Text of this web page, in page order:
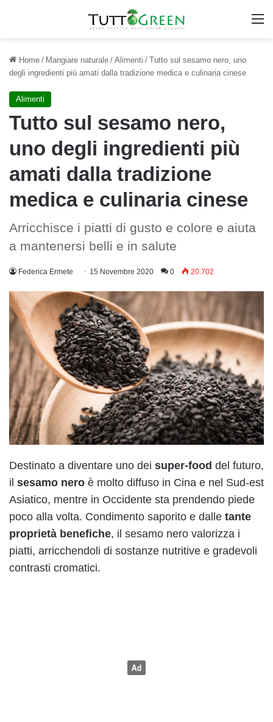
Home / Mangiare naturale / Alimenti / Tutto sul sesamo nero, uno
degli ingredienti più amati dalla tradizione medica e culinaria cinese
Alimenti
Tutto sul sesamo nero,
uno degli ingredienti più
amati dalla tradizione
medica e culinaria cinese
Arricchisce i piatti di gusto e colore e aiuta
a mantenersi belli e in salute
Federica Ermete 15 Novembre 2020 0 20.702
Destinato a diventare uno dei super-food del futuro,
il sesamo nero è molto diffuso in Cina e nel Sud-est
Asiatico, mentre in Occidente sta prendendo piede
poco alla volta. Condimento saporito e dalle tante
proprietà benefiche, il sesamo nero valorizza i
piatti, arricchendoli di sostanze nutritive e gradevoli
contrasti cromatici.